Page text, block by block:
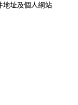
地址及個人網站